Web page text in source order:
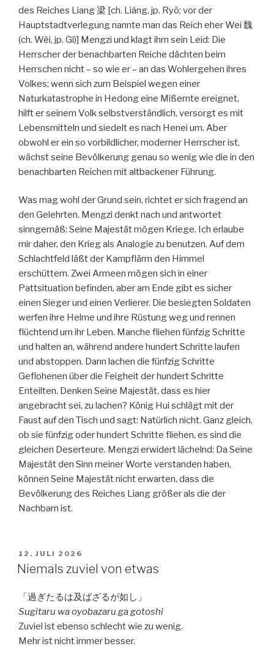
des Reiches Liang 梁 [ch. Liáng, jp. Ryō; vor der
Hauptstadtverlegung nannte man das Reich eher Wei 魏
(ch. Wèi, jp. Gi)] Mengzi und klagt ihm sein Leid: Die
Herrscher der benachbarten Reiche dächten beim
Herrschen nicht – so wie er – an das Wohlergehen ihres
Volkes; wenn sich zum Beispiel wegen einer
Naturkatastrophe in Hedong eine Mißernte ereignet,
hilft er seinem Volk selbstverständlich, versorgt es mit
Lebensmitteln und siedelt es nach Henei um. Aber
obwohl er ein so vorbildlicher, moderner Herrscher ist,
wächst seine Bevölkerung genau so wenig wie die in den
benachbarten Reichen mit altbackener Führung.
Was mag wohl der Grund sein, richtet er sich fragend an
den Gelehrten. Mengzi denkt nach und antwortet
sinngemäß: Seine Majestät mögen Kriege. Ich erlaube
mir daher, den Krieg als Analogie zu benutzen. Auf dem
Schlachtfeld läßt der Kampflärm den Himmel
erschüttern. Zwei Armeen mögen sich in einer
Pattsituation befinden, aber am Ende gibt es sicher
einen Sieger und einen Verlierer. Die besiegten Soldaten
werfen ihre Helme und ihre Rüstung weg und rennen
flüchtend um ihr Leben. Manche fliehen fünfzig Schritte
und halten an, während andere hundert Schritte laufen
und abstoppen. Dann lachen die fünfzig Schritte
Geflohenen über die Feigheit der hundert Schritte
Enteilten. Denken Seine Majestät, dass es hier
angebracht sei, zu lachen? König Hui schlägt mit der
Faust auf den Tisch und sagt: Natürlich nicht. Ganz gleich,
ob sie fünfzig oder hundert Schritte fliehen, es sind die
gleichen Deserteure. Mengzi erwidert lächelnd: Da Seine
Majestät den Sinn meiner Worte verstanden haben,
können Seine Majestät nicht erwarten, dass die
Bevölkerung des Reiches Liang größer als die der
Nachbarn ist.
VERÖFFENTLICHT
AM
12. JULI 2026
Niemals zuviel von etwas
「過ぎたるは及ばざるが如し」
Sugitaru wa oyobazaru ga gotoshi
Zuviel ist ebenso schlecht wie zu wenig.
Mehr ist nicht immer besser.